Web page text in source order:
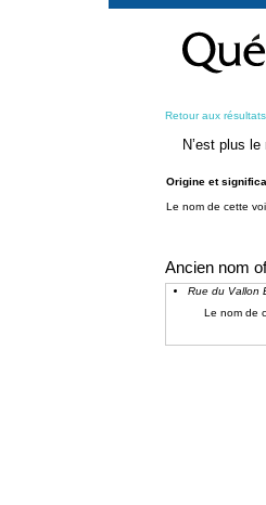
contenu
Retour aux résultats
N’est plus
Origine et
Le nom de cette
Ancien nom
Rue du Vallon
Le nom de